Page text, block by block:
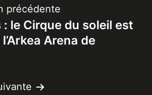
précédente
le Cirque du soleil est
Arena de